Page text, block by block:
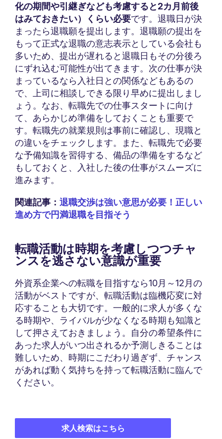
化の期間や引継ぎなども考慮すると2カ月前後
はみておきたい）くらい必要です。退職日が決
まったら退職願を提出します。退職願の提出を
もって正式な退職の意志表示としている会社も
多いため、提出が遅れると退職日もその分後ろ
にずれ込む可能性が出てきます。次の仕事が決
まっているなら入社日との関係などもあるの
で、上司に相談しできる限り早めに提出しまし
ょう。なお、転職先での仕事スタートに向け
て、あらかじめ準備をしておくことも重要で
す。転職先の就業規則は事前に確認し、現職と
の違いをチェックします。また、転職先で必要
な予備知識を習得する、備品の準備をするなど
もしておくと、入社した後の仕事がスムーズに
進みます。
関連記事： 退職交渉は強い意思が必要！正しい
進め方で円満退職を目指そう
転職活動は時期を考慮しつつチャ
ンスを逃さない意識が重要
外資系企業への転職を目指すなら10月～12月の
活動がベストですが、転職活動は臨機応変に対
応することも大切です。一般的に求人が多くな
る時期や、ライバルが少なくなる時期も知識と
して押さえておきましょう。自分の希望条件に
あった求人がいつ出されるか予測しきることは
難しいため、時期にこだわり過ぎず、チャンス
があれば動く気持ちを持って転職活動に臨んで
ください。
求人検索はこちら